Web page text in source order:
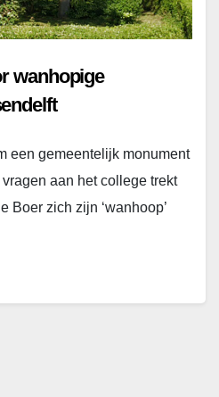
wanhopige
een gemeentelijk monument
aan het college trekt
Boer zich zijn ‘wanhoop’